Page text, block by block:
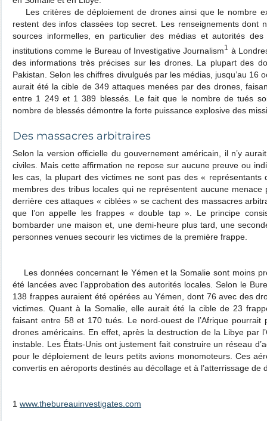
Les critères de déploiement de drones ainsi que le nombre
restent des infos classées top secret. Les renseignements dont
sources informelles, en particulier des médias et autorités
institutions comme le Bureau of Investigative Journalism1
à
des informations très précises sur les drones. La plupart des
Pakistan. Selon les chiffres divulgués par les médias, jusqu’au 16
aurait été la cible de 349 attaques menées par des drones,
entre 1 249 et 1 389 blessés. Le fait que le nombre de tués
nombre de blessés démontre la forte puissance explosive des
Des massacres arbitraires
Selon la version officielle du gouvernement américain, il n’y
civiles. Mais cette affirmation ne repose sur aucune preuve ou
les cas, la plupart des victimes ne sont pas des « représentants
membres des tribus locales qui ne représentent aucune menace
derrière ces attaques « ciblées » se cachent des massacres
que l’on appelle les frappes « double tap ». Le principe
bombarder une maison et, une demi-heure plus tard, une
personnes venues secourir les victimes de la première frappe.
Les données concernant le Yémen et la Somalie sont moins
été lancées avec l’approbation des autorités locales. Selon le
138 frappes auraient été opérées au Yémen, dont 76 avec des
victimes. Quant à la Somalie, elle aurait été la cible de 23
faisant entre 58 et 170 tués. Le nord-ouest de l’Afrique pourrait
drones américains. En effet, après la destruction de la Libye par
instable. Les États-Unis ont justement fait construire un réseau
pour le déploiement de leurs petits avions monomoteurs. Ces
convertis en aéroports destinés au décollage et à l’atterrissage de
1 www.thebureauinvestigates.com